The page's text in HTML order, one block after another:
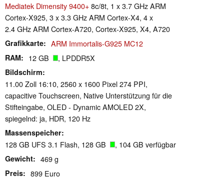
Mediatek Dimensity 9400+8c/8t, 1 x 3.7 GHz ARM
Cortex-X925, 3 x 3.3 GHz ARM Cortex-X4, 4 x
2.4 GHz ARM Cortex-A720, Cortex-X925, X4, A720
Grafikkarte ARM Immortalis-G925 MC12
RAM 12 GB , LPDDR5X
Bildschirm
11.00 Zoll 16:10, 2560 x 1600 Pixel 274 PPI,
capacitive Touchscreen, Native Unterstützung für die
Stifteingabe, OLED - Dynamic AMOLED 2X,
spiegelnd: ja, HDR, 120 Hz
Massenspeicher
128 GB UFS 3.1 Flash, 128 GB , 104 GB verfügbar
Gewicht 469 g
Preis 899 Euro